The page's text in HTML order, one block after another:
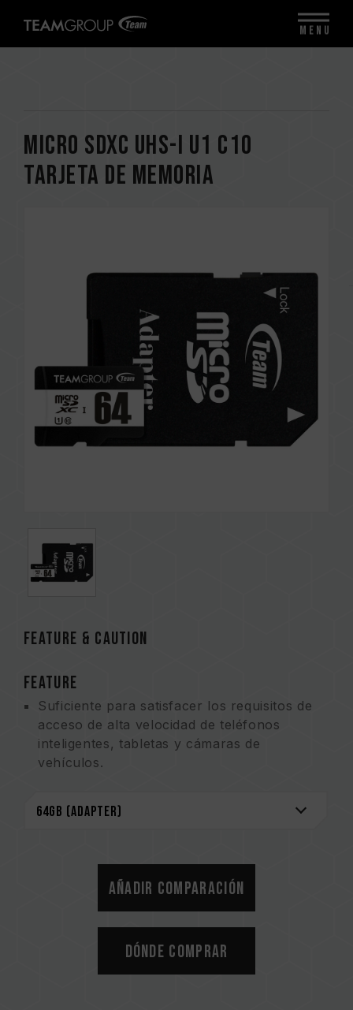
Micro SDXC UHS-I U1 C10
Tarjeta de memoria
FEATURE & CAUTION
FEATURE
Suficiente para satisfacer los requisitos de
acceso de alta velocidad de teléfonos
inteligentes, tabletas y cámaras de
vehículos.
Añadir comparación
Dónde comprar
MENU